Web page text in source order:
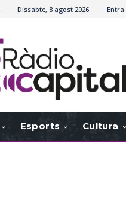
Dissabte, 8 agost 2026
Esports Cultura